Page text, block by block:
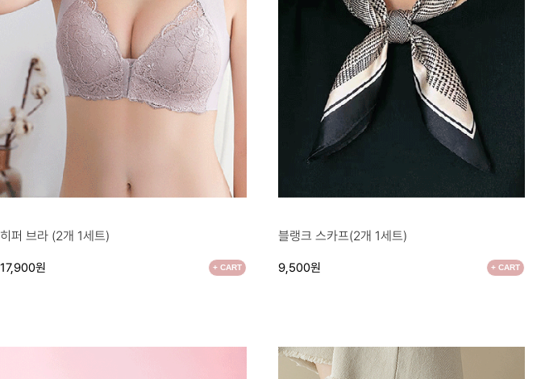
히퍼 브라 (2개 1세트)
17,900원 + CART
블랭크 스카프(2개 1세트)
9,500원 + CART